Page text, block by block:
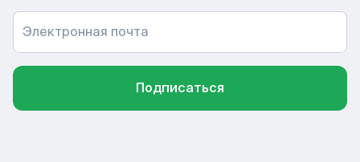
Электронная почта
Подписаться